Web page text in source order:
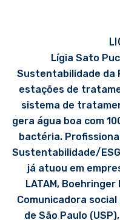
Lígia Sato
Sustentabilidade da
estações de
sistema de
gera água boa com
bactéria.
Sustentabilidade/
já atuou em
LATAM, Boehringer
Comunicadora
de São Paulo